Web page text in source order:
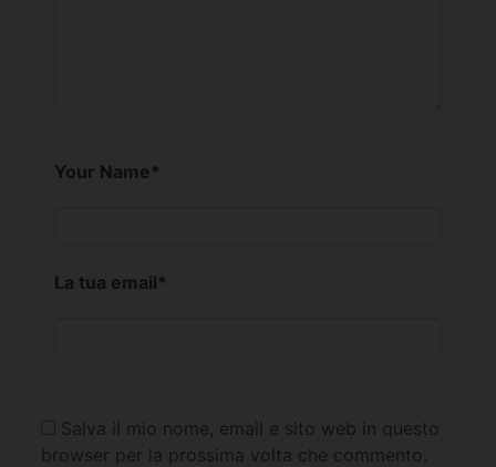
Your Name*
La tua email*
Salva il mio nome, email e sito web in questo
browser per la prossima volta che commento.